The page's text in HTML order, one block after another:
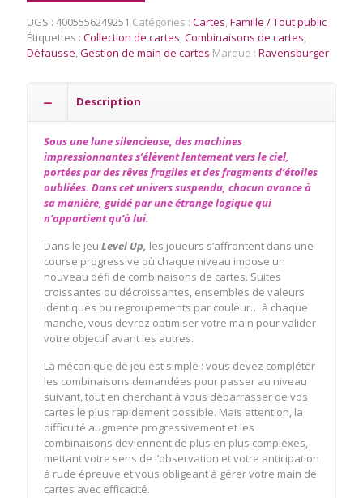
Up
UGS : 4005556249251 Catégories : Cartes,Famille / Tout public
Étiquettes : Collection de cartes,Combinaisons de cartes,
Défausse,Gestion de main de cartes Marque : Ravensburger
Description
Sous une lune silencieuse, des machines
impressionnantes s’élèvent lentement vers le ciel,
portées par des rêves fragiles et des fragments d’étoiles
oubliées. Dans cet univers suspendu, chacun avance à
sa manière, guidé par une étrange logique qui
n’appartient qu’à lui.
Dans le jeu Level Up, les joueurs s’affrontent dans une
course progressive où chaque niveau impose un
nouveau défi de combinaisons de cartes. Suites
croissantes ou décroissantes, ensembles de valeurs
identiques ou regroupements par couleur… à chaque
manche, vous devrez optimiser votre main pour valider
votre objectif avant les autres.
La mécanique de jeu est simple : vous devez compléter
les combinaisons demandées pour passer au niveau
suivant, tout en cherchant à vous débarrasser de vos
cartes le plus rapidement possible. Mais attention, la
difficulté augmente progressivement et les
combinaisons deviennent de plus en plus complexes,
mettant votre sens de l’observation et votre anticipation
à rude épreuve et vous obligeant à gérer votre main de
cartes avec efficacité.